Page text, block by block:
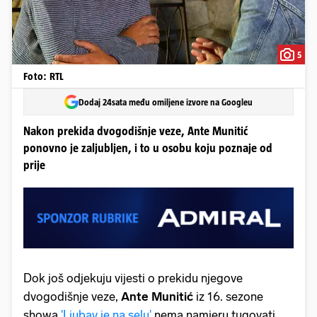
5
Foto: RTL
Dodaj 24sata među omiljene izvore na Googleu
Nakon prekida dvogodišnje veze, Ante Munitić
ponovno je zaljubljen, i to u osobu koju poznaje od
prije
Dok još odjekuju vijesti o prekidu njegove
dvogodišnje veze, Ante Munitić iz 16. sezone